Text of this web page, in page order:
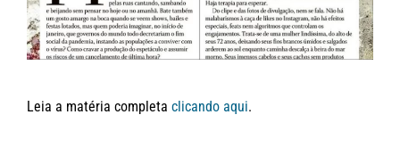
Leia a matéria completa clicando aqui.